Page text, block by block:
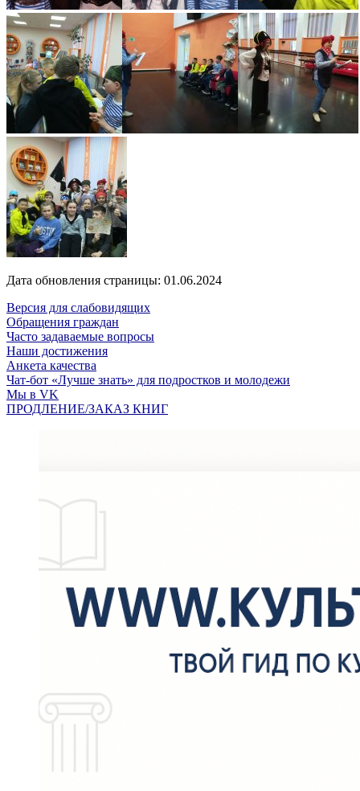
Дата обновления страницы: 01.06.2024
Версия для слабовидящих
Обращения граждан
Часто задаваемые вопросы
Наши достижения
Анкета качества
Чат-бот «Лучше знать» для подростков и молодежи
Мы в VK
ПРОДЛЕНИЕ/ЗАКАЗ КНИГ